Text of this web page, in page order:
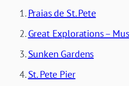
Praias de St. Pete
Great Explorations –
Sunken Gardens
St. Pete Pier